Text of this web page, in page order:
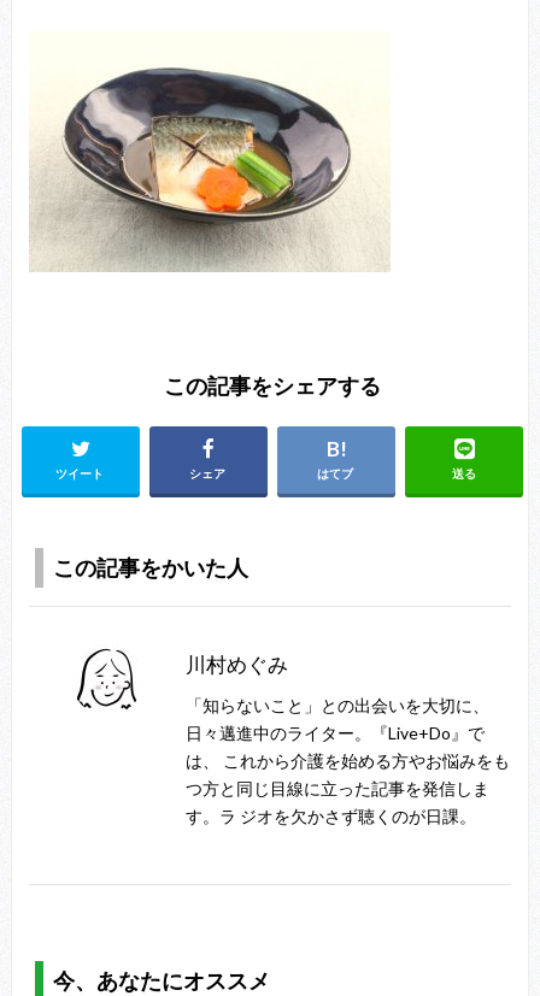
この記事をシェアする
ツイート シェア はてブ 送る
この記事をかいた人
川村めぐみ
「知らないこと」との出会いを大切に、
日々邁進中のライター。『Live+Do』で
は、 これから介護を始める方やお悩みをも
つ方と同じ目線に立った記事を発信しま
す。ラ ジオを欠かさず聴くのが日課。
今、あなたにオススメ